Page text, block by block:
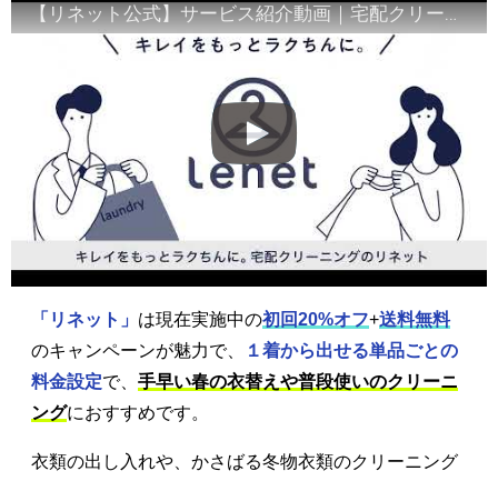
【リネット公式】サービス紹介動画｜宅配クリーニング
「リネット」 は現在実施中の初回20%オフ+送料無料
のキャンペーンが魅力で、
１着から出せる単品ごとの
料金設定で、 手早い春の衣替えや普段使いのクリーニ
ングにおすすめです。
衣類の出し入れや、かさばる冬物衣類のクリーニング